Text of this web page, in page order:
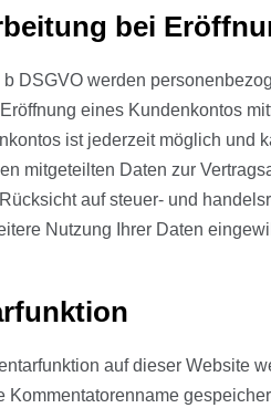
bei
b DSGVO werden
eines Kundenkontos
ist jederzeit möglich und
mitgeteilten Daten zur
auf steuer- und
Nutzung Ihrer Daten
auf dieser Website
Kommentatorenname